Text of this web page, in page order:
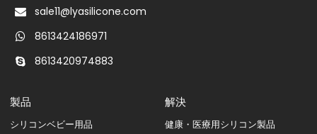
sale11@lyasilicone.com
8613424186971
8613420974883
製品
シリコンベビー用品
解決
健康・医療用シリコン製品